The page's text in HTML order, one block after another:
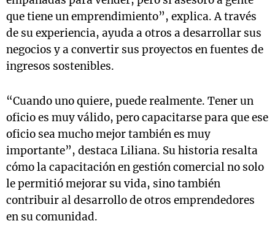
que tiene un emprendimiento”, explica. A través
de su experiencia, ayuda a otros a desarrollar sus
negocios y a convertir sus proyectos en fuentes de
ingresos sostenibles.
“Cuando uno quiere, puede realmente. Tener un
oficio es muy válido, pero capacitarse para que ese
oficio sea mucho mejor también es muy
importante”, destaca Liliana. Su historia resalta
cómo la capacitación en gestión comercial no solo
le permitió mejorar su vida, sino también
contribuir al desarrollo de otros emprendedores
en su comunidad.